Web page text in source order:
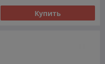
Купить